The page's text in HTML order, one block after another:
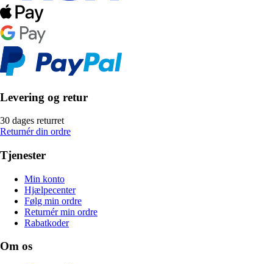
Levering og retur
30 dages returret
Returnér din ordre
Tjenester
Min konto
Hjælpecenter
Følg min ordre
Returnér min ordre
Rabatkoder
Om os